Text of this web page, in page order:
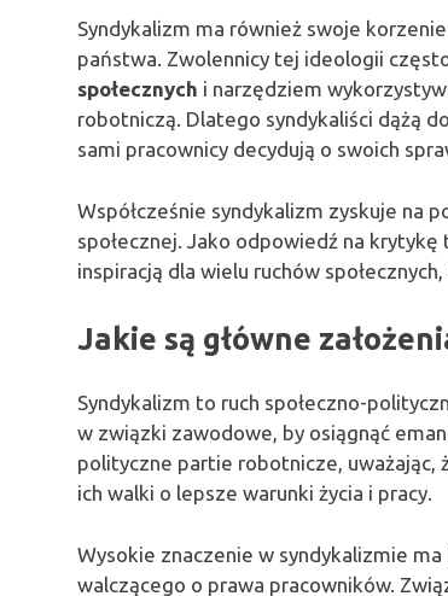
Syndykalizm ma również swoje
państwa. Zwolennicy tej ideologii
społecznych i narzędziem
robotniczą. Dlatego syndykaliści dążą
sami pracownicy decydują o swoich
Współcześnie syndykalizm zyskuje na
społecznej. Jako odpowiedź na
inspiracją dla wielu ruchów
Jakie są główne
Syndykalizm to ruch społeczno-
w związki zawodowe, by osiągnąć
polityczne partie robotnicze,
ich walki o lepsze warunki życia i pracy.
Wysokie znaczenie w syndykalizmie ma
walczącego o prawa pracowników.